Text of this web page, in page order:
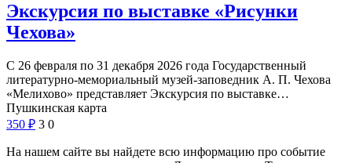
Экскурсия по выставке «Рисунки
Чехова»
С 26 февраля по 31 декабря 2026 года Государственный
литературно-мемориальный музей-заповедник А. П. Чехова
«Мелихово» представляет Экскурсия по выставке…
Пушкинская карта
350 ₽ 3 0
На нашем сайте вы найдете всю информацию про событие